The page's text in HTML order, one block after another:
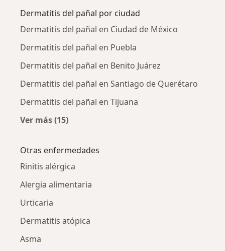
Dermatitis del pañal por ciudad
Dermatitis del pañal en Ciudad de México
Dermatitis del pañal en Puebla
Dermatitis del pañal en Benito Juárez
Dermatitis del pañal en Santiago de Querétaro
Dermatitis del pañal en Tijuana
Ver más (15)
Otras enfermedades
Rinitis alérgica
Alergia alimentaria
Urticaria
Dermatitis atópica
Asma